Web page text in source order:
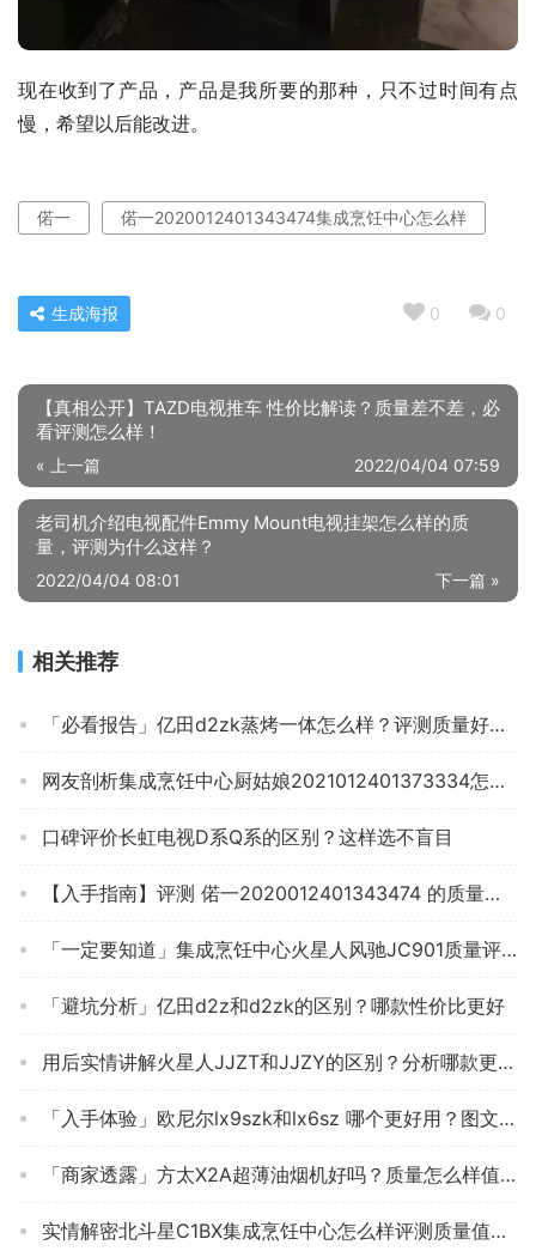
现在收到了产品，产品是我所要的那种，只不过时间有点
慢，希望以后能改进。
偌一 偌一2020012401343474集成烹饪中心怎么样
0 0
生成海报
【真相公开】TAZD电视推车 性价比解读？质量差不差，必
看评测怎么样！
« 上一篇 2022/04/04 07:59
老司机介绍电视配件Emmy Mount电视挂架怎么样的质
量，评测为什么这样？
下一篇 »
2022/04/04 08:01
相关推荐
「必看报告」亿田d2zk蒸烤一体怎么样？评测质量好不好
网友剖析集成烹饪中心厨姑娘2021012401373334怎么样评测质量值得买吗？
口碑评价长虹电视D系Q系的区别？这样选不盲目
【入手指南】评测 偌一2020012401343474 的质量怎么样，集成烹饪中心用完一个月后悔吗？
「一定要知道」集成烹饪中心火星人风驰JC901质量评测怎么样好不好用？
「避坑分析」亿田d2z和d2zk的区别？哪款性价比更好
用后实情讲解火星人JJZT和JJZY的区别？分析哪款更适合你
「入手体验」欧尼尔lx9szk和lx6sz 哪个更好用？图文爆料分析
「商家透露」方太X2A超薄油烟机好吗？质量怎么样值不值得买
实情解密北斗星C1BX集成烹饪中心怎么样评测质量值得买吗？